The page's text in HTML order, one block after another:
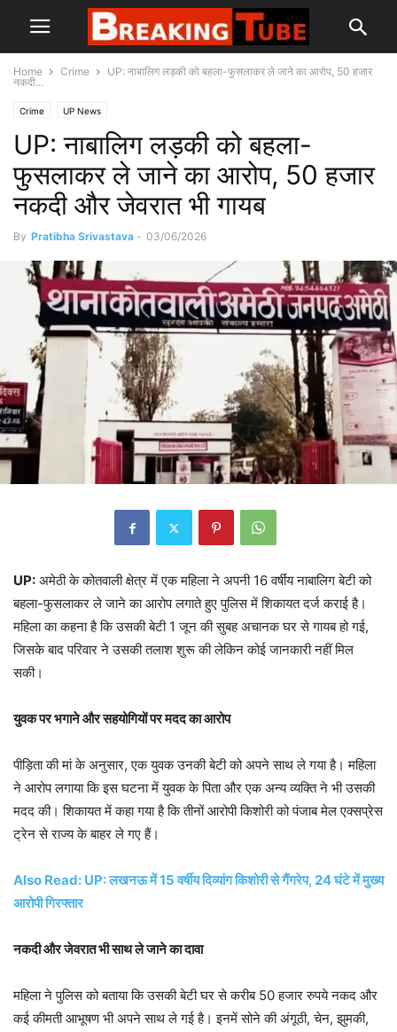
Home Crime
UP: नाबालिग लड़की को बहला-फुसलाकर ले जाने का आरोप, 50 हजार
नकदी...
Crime UP News
UP: नाबालिग लड़की को बहला-
फुसलाकर ले जाने का आरोप, 50 हजार
नकदी और जेवरात भी गायब
By Pratibha Srivastava - 03/06/2026
UP: अमेठी के कोतवाली क्षेत्र में एक महिला ने अपनी 16 वर्षीय नाबालिग बेटी को
बहला-फुसलाकर ले जाने का आरोप लगाते हुए पुलिस में शिकायत दर्ज कराई है।
महिला का कहना है कि उसकी बेटी 1 जून की सुबह अचानक घर से गायब हो गई,
जिसके बाद परिवार ने उसकी तलाश शुरू की लेकिन कोई जानकारी नहीं मिल
सकी।
युवक पर भगाने और सहयोगियों पर मदद का आरोप
पीड़िता की मां के अनुसार, एक युवक उनकी बेटी को अपने साथ ले गया है। महिला
ने आरोप लगाया कि इस घटना में युवक के पिता और एक अन्य व्यक्ति ने भी उसकी
मदद की। शिकायत में कहा गया है कि तीनों आरोपी किशोरी को पंजाब मेल एक्सप्रेस
ट्रेन से राज्य के बाहर ले गए हैं।
Also Read: UP: लखनऊ में 15 वर्षीय दिव्यांग किशोरी से गैंगरेप, 24 घंटे में मुख्य
आरोपी गिरफ्तार
नकदी और जेवरात भी साथ ले जाने का दावा
महिला ने पुलिस को बताया कि उसकी बेटी घर से करीब 50 हजार रुपये नकद और
कई कीमती आभूषण भी अपने साथ ले गई है। इनमें सोने की अंगूठी, चेन, झुमकी,